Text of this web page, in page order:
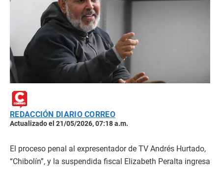
REDACCIÓN DIARIO CORREO
Actualizado el 21/05/2026, 07:18 a.m.
El proceso penal al expresentador de TV Andrés Hurtado,
“Chibolín”, y la suspendida fiscal Elizabeth Peralta ingresa